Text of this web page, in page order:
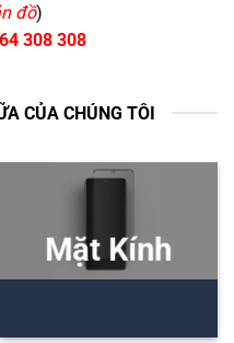
đồ)
308 308
CỦA CHÚNG TÔI
Mặt Kính